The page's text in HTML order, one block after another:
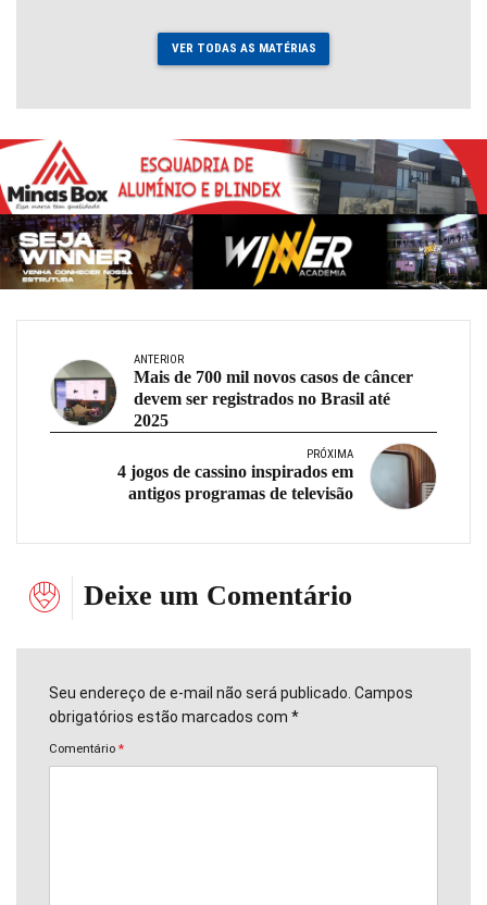
VER TODAS AS MATÉRIAS
ANTERIOR
Mais de 700 mil novos casos de câncer
devem ser registrados no Brasil até
2025
PRÓXIMA
4 jogos de cassino inspirados em
antigos programas de televisão
Deixe um Comentário
Seu endereço de e-mail não será publicado. Campos
obrigatórios estão marcados com *
Comentário *